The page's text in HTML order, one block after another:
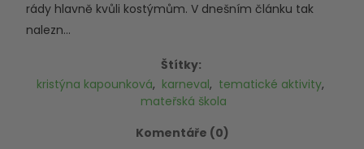
rády hlavně kvůli kostýmům. V dnešním článku tak
nalezn...
Štítky:
kristýna kapounková, karneval, tematické aktivity,
mateřská škola
Komentáře (0)